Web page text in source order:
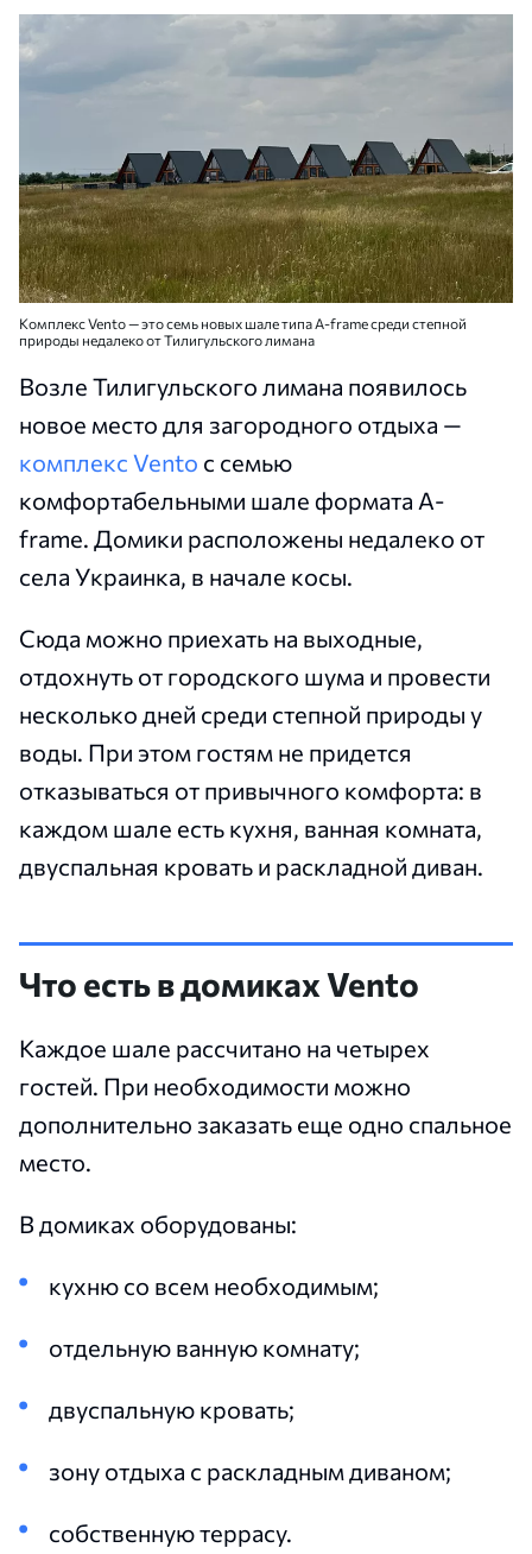
Комплекс Vento — это семь новых шале типа A-frame среди степной
природы недалеко от Тилигульского лимана
Возле Тилигульского лимана появилось
новое место для загородного отдыха —
комплекс Vento с семью
комфортабельными шале формата A-
frame. Домики расположены недалеко от
села Украинка, в начале косы.
Сюда можно приехать на выходные,
отдохнуть от городского шума и провести
несколько дней среди степной природы у
воды. При этом гостям не придется
отказываться от привычного комфорта: в
каждом шале есть кухня, ванная комната,
двуспальная кровать и раскладной диван.
Что есть в домиках Vento
Каждое шале рассчитано на четырех
гостей. При необходимости можно
дополнительно заказать еще одно спальное
место.
В домиках оборудованы:
кухню со всем необходимым;
отдельную ванную комнату;
двуспальную кровать;
зону отдыха с раскладным диваном;
собственную террасу.